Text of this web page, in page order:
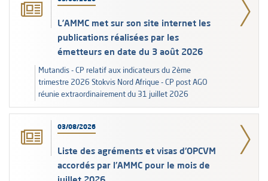
L’AMMC met sur son site internet les
publications réalisées par les
émetteurs en date du 3 août 2026
Mutandis - CP relatif aux indicateurs du 2ème
trimestre 2026 Stokvis Nord Afrique - CP post AGO
réunie extraordinairement du 31 juillet 2026
03/08/2026
Liste des agréments et visas d'OPCVM
accordés par l'AMMC pour le mois de